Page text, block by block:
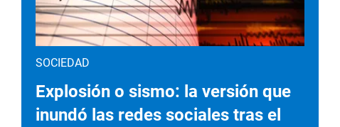
SOCIEDAD
Explosión o sismo: la versión que
inundó las redes sociales tras el